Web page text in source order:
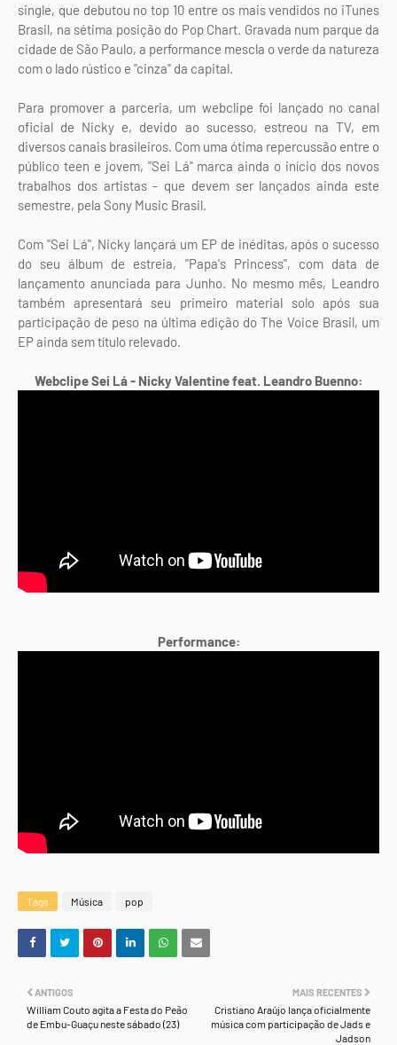
single, que debutou no top 10 entre os mais vendidos no iTunes
Brasil, na sétima posição do Pop Chart. Gravada num parque da
cidade de São Paulo, a performance mescla o verde da natureza
com o lado rústico e "cinza" da capital.
Para promover a parceria, um webclipe foi lançado no canal
oficial de Nicky e, devido ao sucesso, estreou na TV, em
diversos canais brasileiros. Com uma ótima repercussão entre o
público teen e jovem, "Sei Lá" marca ainda o início dos novos
trabalhos dos artistas - que devem ser lançados ainda este
semestre, pela Sony Music Brasil.
Com "Sei Lá", Nicky lançará um EP de inéditas, após o sucesso
do seu álbum de estreia, "Papa's Princess", com data de
lançamento anunciada para Junho. No mesmo mês, Leandro
também apresentará seu primeiro material solo após sua
participação de peso na última edição do The Voice Brasil, um
EP ainda sem título relevado.
Webclipe Sei Lá - Nicky Valentine feat. Leandro Buenno:
Performance:
Tags Música pop
MAIS RECENTES
Cristiano Araújo lança oficialmente
música com participação de Jads e
Jadson
ANTIGOS
William Couto agita a Festa do Peão
de Embu-Guaçu neste sábado (23)